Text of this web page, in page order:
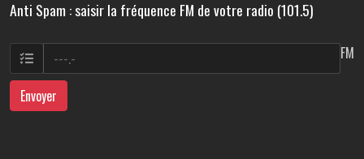
Anti Spam : saisir la fréquence FM de votre radio (101.5)
FM
Envoyer